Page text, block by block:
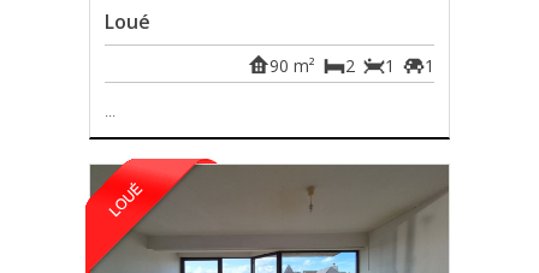
Loué
1
1
2
90 m²
...